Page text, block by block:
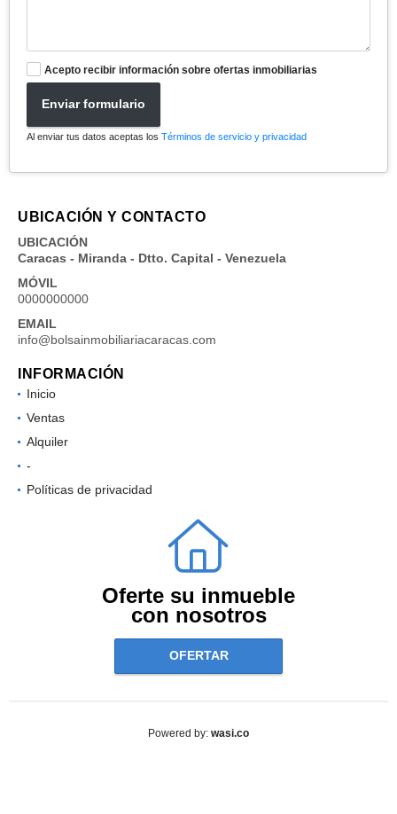
Acepto recibir información sobre ofertas inmobiliarias
Enviar formulario
Al enviar tus datos aceptas los Términos de servicio y privacidad
UBICACIÓN Y CONTACTO
UBICACIÓN
Caracas - Miranda - Dtto. Capital - Venezuela
MÓVIL
0000000000
EMAIL
info@bolsainmobiliariacaracas.com
INFORMACIÓN
Inicio
Ventas
Alquiler
-
Políticas de privacidad
Oferte su inmueble
con nosotros
OFERTAR
Powered by: wasi.co